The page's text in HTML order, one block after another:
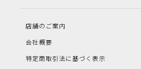
店舗のご案内
会社概要
特定商取引法に基づく表示